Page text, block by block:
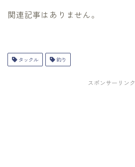
関連記事はありません。
タックル 釣り
スポンサーリンク